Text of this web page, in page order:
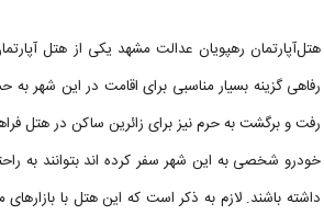
هتل‌آپارتمان رهپویان عدالت مشهد یکی از هتل
رفاهی گزینه بسیار مناسبی برای اقامت در این شهر
رفت و برگشت به حرم نیز برای زائرین ساکن در هتل
خودرو شخصی به این شهر سفر کرده اند بتوانند به
داشته باشند. لازم به ذکر است که این هتل با